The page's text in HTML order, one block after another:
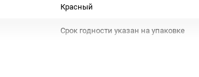
Красный
Срок годности указан на упаковке